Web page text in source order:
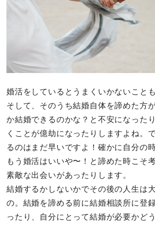
婚活をしているとうまくいかないこと
そして、そのうち結婚自体を諦めた方
か結婚できるのかな？と不安になった
くことが億劫になったりしますよね。
るのはまだ早いですよ！確かに自分の
もう婚活はいいや〜！と諦めた時こそ
素敵な出会いがあったりします。
結婚するかしないかでその後の人生は
の。結婚を諦める前に結婚相談所に登
ったり、自分にとって結婚が必要かど